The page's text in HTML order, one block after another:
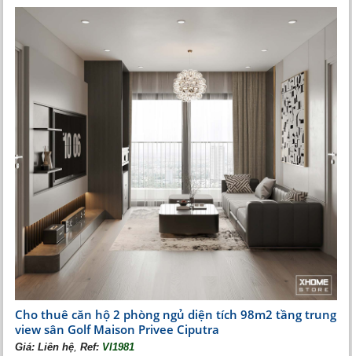
Không gian sống sang trọng, tiện ích đẳng cấp và cảnh
quan tuyệt đẹp đã tạo nên một chốn an cư hoàn hảo ven
sông trong lòng Thủ đô Hà Nội.Khu biệt thự Vinhomes
chắc chắn sẽ là lựa chọn thông thái không chỉ
cho những quý khách hạng sang mà còn cho cả những
nhà đầu tư có tiềm lực tài chính.
Thời điểm hiện tại,
dự án Vinhomes Riversidechỉ còn
nguồn hàng mua bán, chuyển nhượng và cho thuê. Quý
khách hàng có nhu cầu sở hữu hoặc thuê nhà, biệt thự tại
đây hãy xem các lựa chọn dưới đây:
Bán biệt thự Vinhomes Riverside
Cho thuê biệt thự Vinhomes Riverside
Cho thuê căn hộ 2 phòng ngủ diện tích 98m2 tầng trung
view sân Golf Maison Privee Ciputra
Giá:Liên hệ,Ref: VI1981